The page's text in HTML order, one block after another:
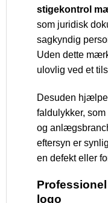
stigekontrol
som juridisk
sagkyndig
Uden dette
ulovlig ved et
Desuden
faldulykker,
og
eftersyn er
en defekt eller
logo